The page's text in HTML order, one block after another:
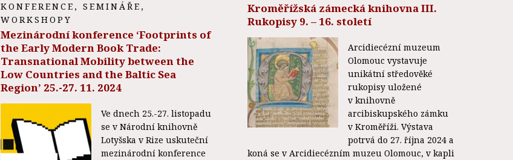
KONFERENCE, SEMINÁŘE,
WORKSHOPY
Mezinárodní konference ‘Footprints of
the Early Modern Book Trade:
Transnational Mobility between the
Low Countries and the Baltic Sea
Region’ 25.-27. 11. 2024
Ve dnech 25.-27. listopadu
se v Národní knihovně
Lotyšska v Rize uskuteční
mezinárodní konference
Kroměřížská zámecká knihovna III.
Rukopisy 9. – 16. století
Arcidiecézní muzeum
Olomouc vystavuje
unikátní středověké
rukopisy uložené
v knihovně
arcibiskupského zámku
v Kroměříži. Výstava
potrvá do 27. října 2024 a
koná se v Arcidiecézním muzeu Olomouc, v kapli